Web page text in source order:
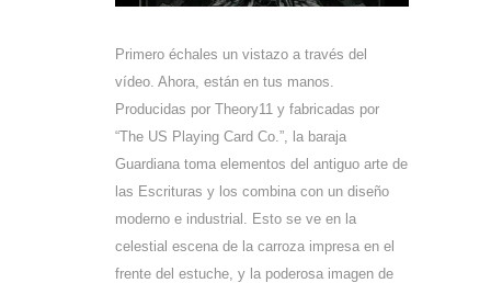
Primero échales un vistazo a través del
vídeo. Ahora, están en tus manos.
Producidas por Theory11 y fabricadas por
“The US Playing Card Co.”, la baraja
Guardiana toma elementos del antiguo arte de
las Escrituras y los combina con un diseño
moderno e industrial. Esto se ve en la
celestial escena de la carroza impresa en el
frente del estuche, y la poderosa imagen de